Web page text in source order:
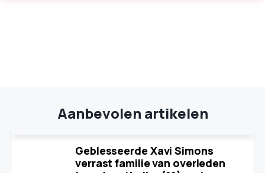
Aanbevolen artikelen
Geblesseerde Xavi Simons
verrast familie van overleden